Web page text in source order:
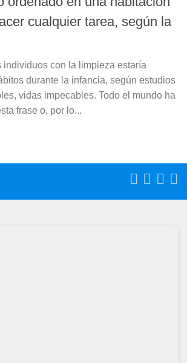
cualquier tarea, según la
individuos con la limpieza estaría
durante la infancia, según estudios
vidas impecables. Todo el mundo ha
frase o, por lo...